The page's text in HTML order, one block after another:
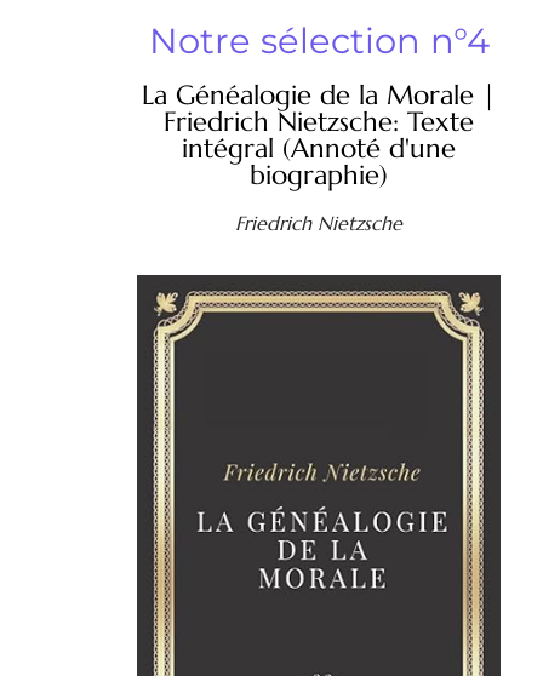
Notre sélection n°4
La Généalogie de la Morale |
Friedrich Nietzsche: Texte
intégral (Annoté d'une
biographie)
Friedrich Nietzsche